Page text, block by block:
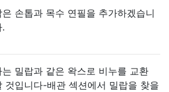
은 손톱과 목수 연필을 추가하겠습니
.
는 밀랍과 같은 왁스로 비누를 교환
것입니다-배관 섹션에서 밀랍을 찾을